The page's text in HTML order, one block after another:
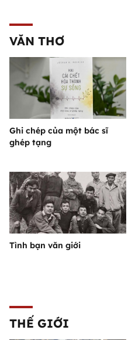
VĂN THƠ
Ghi chép của một bác sĩ
ghép tạng
Tình bạn văn giới
THẾ GIỚI